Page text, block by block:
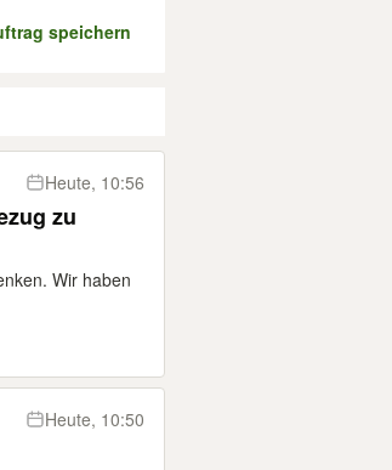
speichern
Heute, 10:56
zu
Wir haben
Heute, 10:50